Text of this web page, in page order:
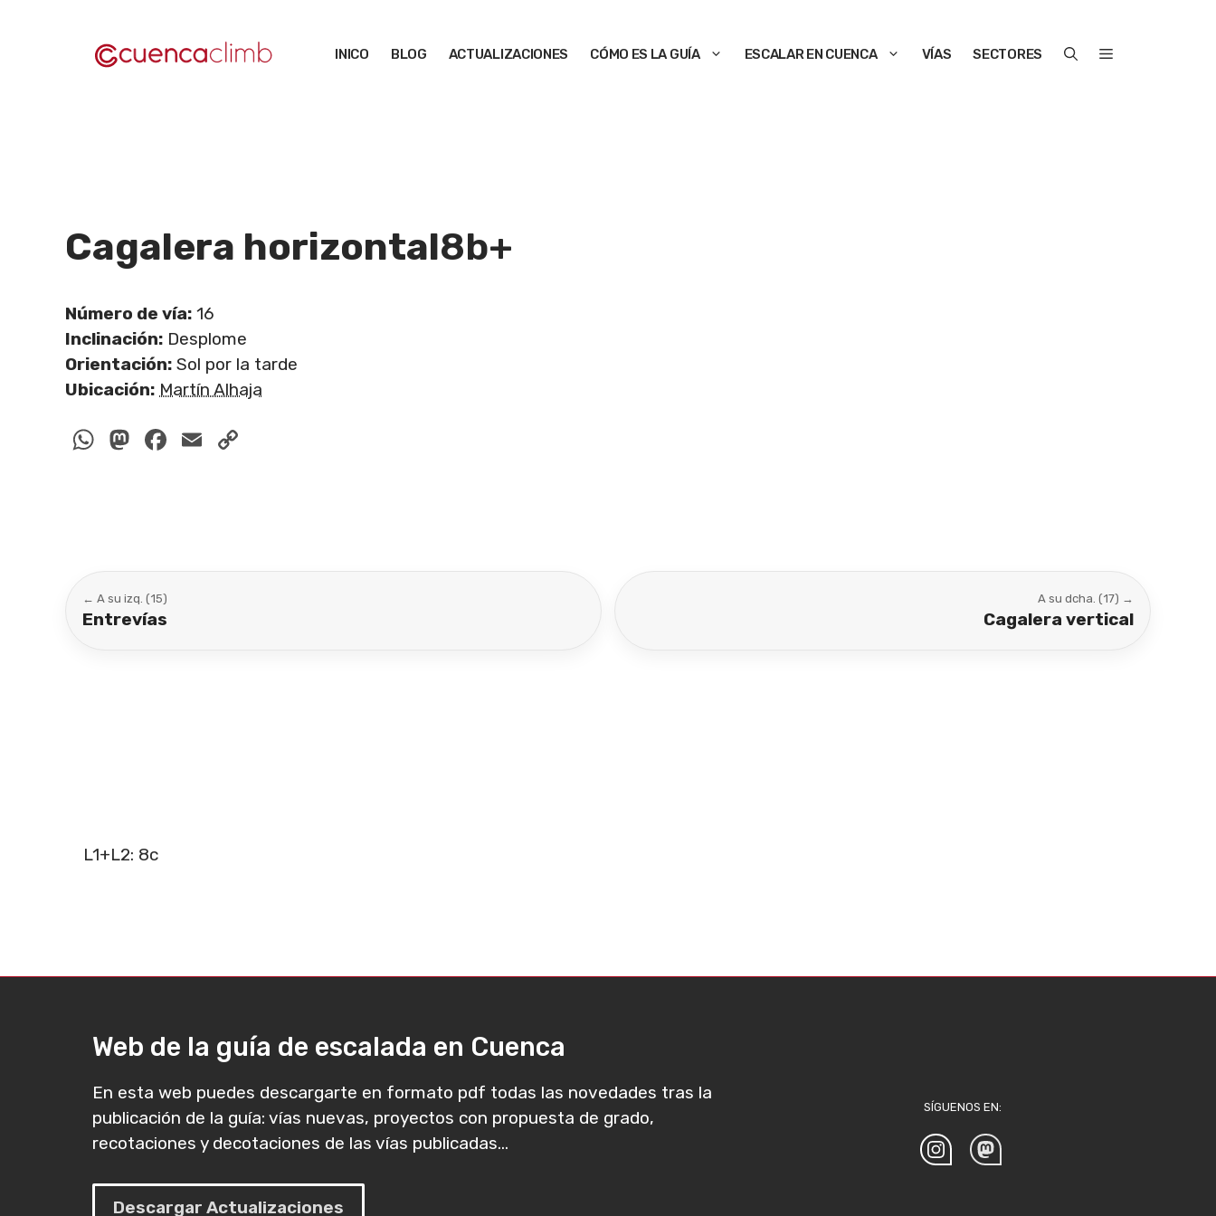
INICO BLOG ACTUALIZACIONES CÓMO ES LA GUÍA ESCALAR EN CUENCA VÍAS SECTORES
Cagalera horizontal8b+
Número de vía: 16
Inclinación: Desplome
Orientación: Sol por la tarde
Ubicación: Martín Alhaja
WhatsApp
Mastodon
Facebook
Email
← A su izq. (15)
Entrevías
A su dcha. (17) →
Cagalera vertical
L1+L2: 8c
Web de la guía de escalada en Cuenca
En esta web puedes descargarte en formato pdf todas las novedades tras la
publicación de la guía: vías nuevas, proyectos con propuesta de grado,
recotaciones y decotaciones de las vías publicadas...
Descargar Actualizaciones
SÍGUENOS EN: